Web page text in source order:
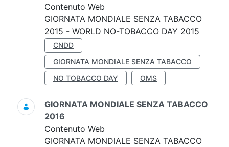
Contenuto Web
GIORNATA MONDIALE SENZA TABACCO
2015 - WORLD NO-TOBACCO DAY 2015
CNDD
GIORNATA MONDIALE SENZA TABACCO
NO TOBACCO DAY
OMS
GIORNATA MONDIALE SENZA TABACCO
2016
Contenuto Web
GIORNATA MONDIALE SENZA TABACCO